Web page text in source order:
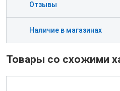
Отзывы
Наличие в магазинах
Товары со схожими